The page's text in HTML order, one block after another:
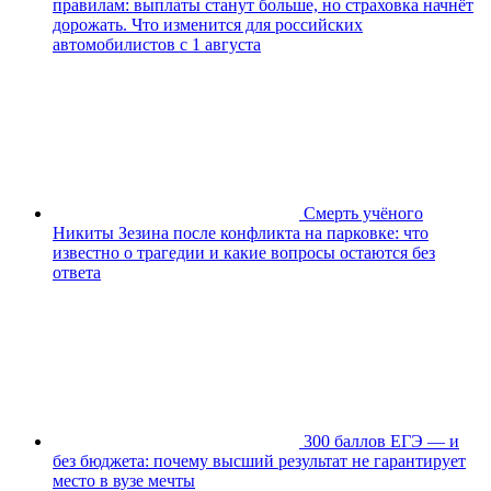
правилам: выплаты станут больше, но страховка начнёт
дорожать. Что изменится для российских
автомобилистов с 1 августа
Смерть учёного
Никиты Зезина после конфликта на парковке: что
известно о трагедии и какие вопросы остаются без
ответа
300 баллов ЕГЭ — и
без бюджета: почему высший результат не гарантирует
место в вузе мечты